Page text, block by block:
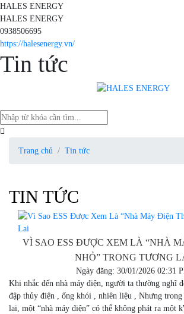
HALES ENERGY
HALES ENERGY
0938506695
https://halesenergy.vn/
Tin tức
Trang chủ Tin tức
TIN TỨC
VÌ SAO ESS ĐƯỢC XEM LÀ “NHÀ
NHỎ” TRONG TƯƠNG
Ngày đăng: 30/01/2026 02:31
Khi nhắc đến nhà máy điện, người ta thường nghĩ
đập thủy điện , ống khói , nhiên liệu , Nhưng
lai, một “nhà máy điện” có thể không phát ra một